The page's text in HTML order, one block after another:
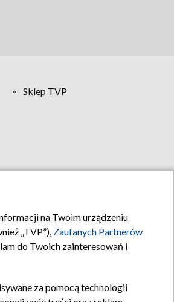
Sklep TVP
na Twoim urządzeniu
„TVP”), Zaufanych Partnerów
do Twoich zainteresowań i
za pomocą technologii